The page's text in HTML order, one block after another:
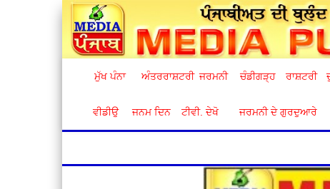
ਮੁੱਖ ਪੰਨਾ ਅੰਤਰਰਾਸ਼ਟਰੀ ਜਰਮਨੀ ਚੰਡੀਗੜ੍ਹ ਰਾਸ਼ਟਰੀ
ਵੀਡੀਉ ਜਨਮ ਦਿਨ ਟੀਵੀ. ਦੇਖੋ ਜਰਮਨੀ ਦੇ ਗੁਰਦੁਆਰੇ